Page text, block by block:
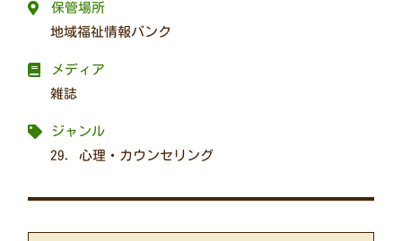
保管場所
地域福祉情報バンク
メディア
雑誌
ジャンル
29. 心理・カウンセリング